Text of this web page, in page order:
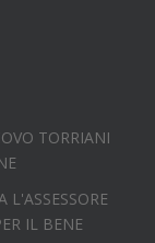
TORRIANI
L'ASSESSORE
IL BENE